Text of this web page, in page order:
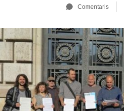
Comentaris